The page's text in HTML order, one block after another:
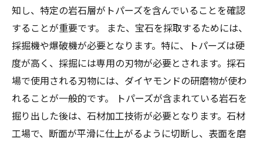
知し、特定の岩石層がトパーズを含んでいることを確認
することが重要です。 また、宝石を採取するためには、
採掘機や爆破機が必要となります。特に、トパーズは硬
度が高く、採掘には専用の刃物が必要とされます。採石
場で使用される刃物には、ダイヤモンドの研磨物が使わ
れることが一般的です。 トパーズが含まれている岩石を
掘り出した後は、石材加工技術が必要となります。石材
工場で、断面が平滑に仕上がるように切断し、表面を磨